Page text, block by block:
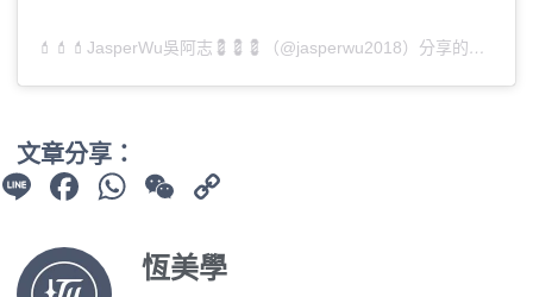
💄💄💄JasperWu吳阿志💈💈💈（@jasperwu2018）分享的貼文
文章分享：
LineFacebook
WhatsApp
WeChat
恆美學